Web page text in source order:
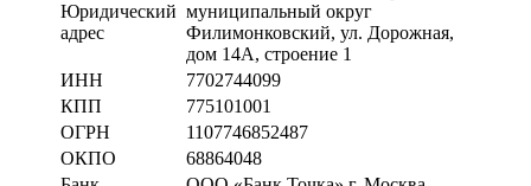
Юридический
адрес
муниципальный округ
Филимонковский, ул. Дорожная,
дом 14А, строение 1
ИНН
7702744099
КПП
775101001
ОГРН
1107746852487
ОКПО
68864048